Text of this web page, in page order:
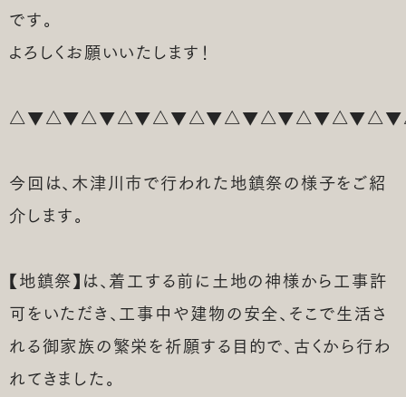
リフォームのご相談はこちら
です。
よろしくお願いいたします！
今回は、木津川市で行われた地鎮祭の様子をご紹
介します。
【地鎮祭】は、着工する前に土地の神様から工事許
可をいただき、工事中や建物の安全、そこで生活さ
れる御家族の繁栄を祈願する目的で、古くから行わ
れてきました。